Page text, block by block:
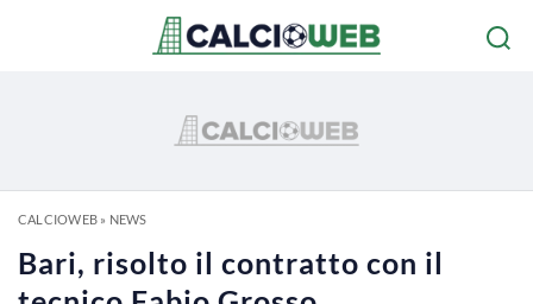
CALCIOWEB» NEWS
Bari, risolto il contratto con il